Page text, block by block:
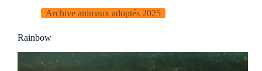
Archive animaux adoptés 2025
Rainbow